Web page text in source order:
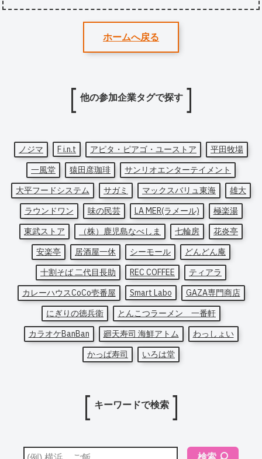
ホームへ戻る
他の参加企業タグで探す
ノジマ F i.n.t アピタ・ピアゴ・ユーストア
平田牧場
一風堂
猿田彦珈琲
サンリオエンターテイメント
大平フードシステム
サガミ マックスバリュ東海
雄大
ラウンドワン
味の民芸 LA MER(ラメール)
極楽湯
東武ストア
（株）鹿児島なべしま 七輪房
花炎亭
安楽亭
居酒屋一休 シーモール
どんどん庵
十割そば 二代目長助
REC COFFEE
ティアラ
カレーハウスCoCo壱番屋
Smart Labo
GAZA専門商店
にぎりの徳兵衛
とんこつラーメン 一番軒
カラオケBanBan
廻天寿司 海鮮アトム
わっしょい
かっぱ寿司
いろは堂
キーワードで検索